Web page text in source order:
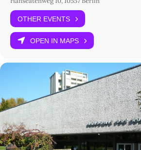
OTHER EVENTS
OPEN IN MAPS